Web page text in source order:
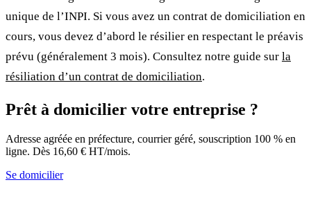
unique de l’INPI. Si vous avez un contrat de domiciliation en
cours, vous devez d’abord le résilier en respectant le préavis
prévu (généralement 3 mois). Consultez notre guide sur la
résiliation d’un contrat de domiciliation.
Prêt à domicilier votre entreprise ?
Adresse agréée en préfecture, courrier géré, souscription 100 % en
ligne. Dès 16,60 € HT/mois.
Se domicilier